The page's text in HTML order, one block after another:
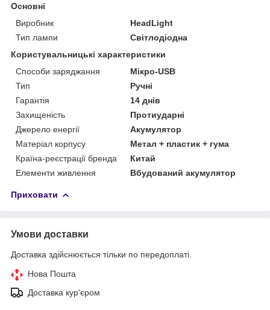
Основні
Виробник
HeadLight
Тип лампи
Світлодіодна
Користувальницькі характеристики
Cпособи заряджання
Мікро-USB
Тип
Ручні
Гарантія
14 днів
Захищеність
Протиударні
Джерело енергії
Акумулятор
Матеріал корпусу
Метал + пластик + гума
Країна-реєстрації бренда
Китай
Елементи живлення
Вбудований акумулятор
Приховати
Умови доставки
Доставка здійснюється тільки по передоплаті.
Нова Пошта
Доставка кур'єром